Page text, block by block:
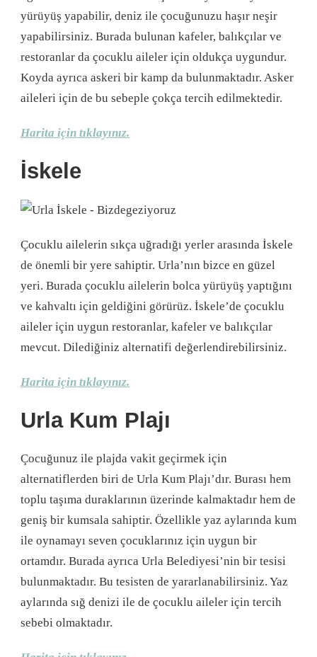
yürüyüş yapabilir, deniz ile çocuğunuzu haşır neşir
yapabilirsiniz. Burada bulunan kafeler, balıkçılar ve
restoranlar da çocuklu aileler için oldukça uygundur.
Koyda ayrıca askeri bir kamp da bulunmaktadır. Asker
aileleri için de bu sebeple çokça tercih edilmektedir.
Harita için tıklayınız.
İskele
Çocuklu ailelerin sıkça uğradığı yerler arasında İskele
de önemli bir yere sahiptir. Urla’nın bizce en güzel
yeri. Burada çocuklu ailelerin bolca yürüyüş yaptığını
ve kahvaltı için geldiğini görürüz. İskele’de çocuklu
aileler için uygun restoranlar, kafeler ve balıkçılar
mevcut. Dilediğiniz alternatifi değerlendirebilirsiniz.
Harita için tıklayınız.
Urla Kum Plajı
Çocuğunuz ile plajda vakit geçirmek için
alternatiflerden biri de Urla Kum Plajı’dır. Burası hem
toplu taşıma duraklarının üzerinde kalmaktadır hem de
geniş bir kumsala sahiptir. Özellikle yaz aylarında kum
ile oynamayı seven çocuklarınız için uygun bir
ortamdır. Burada ayrıca Urla Belediyesi’nin bir tesisi
bulunmaktadır. Bu tesisten de yararlanabilirsiniz. Yaz
aylarında sığ denizi ile de çocuklu aileler için tercih
sebebi olmaktadır.